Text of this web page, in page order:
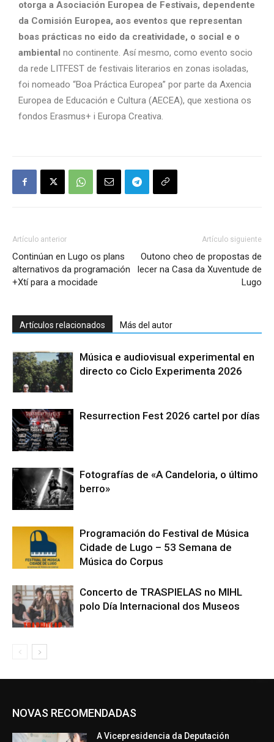
otorga a Asociación Europea de Festivais, dependente
da Comisión Europea, aos eventos que representan
boas prácticas no eido da creatividade, o social e o
ambiental no continente. Así mesmo, como evento socio
da rede LITFEST de festivais literarios en zonas isoladas,
foi nomeado “Boa Práctica Europea” por parte da Axencia
Europea de Educación e Cultura (AECEA), que xestiona os
fondos Erasmus+ i Europa Creativa.
Artículo anterior
Continúan en Lugo os plans
alternativos da programación
+Xtí para a mocidade
Artículo siguiente
Outono cheo de propostas de
lecer na Casa da Xuventude de
Lugo
Artículos relacionados Más del autor
Música e audiovisual experimental en
directo co Ciclo Experimenta 2026
Resurrection Fest 2026 cartel por días
Fotografías de «A Candeloria, o último
berro»
Programación do Festival de Música
Cidade de Lugo – 53 Semana de
Música do Corpus
Concerto de TRASPIELAS no MIHL
polo Día Internacional dos Museos
NOVAS RECOMENDADAS
A Vicepresidencia da Deputación